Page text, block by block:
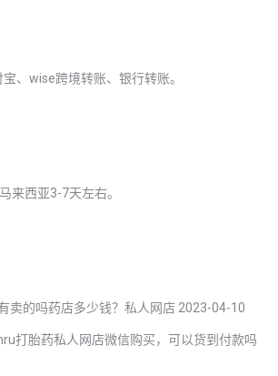
、wise跨境转账、银行转账。
来西亚3-7天左右。
卖的吗药店多少钱？私人网店 2023-04-10
打胎药私人网店微信购买，可以货到付款吗